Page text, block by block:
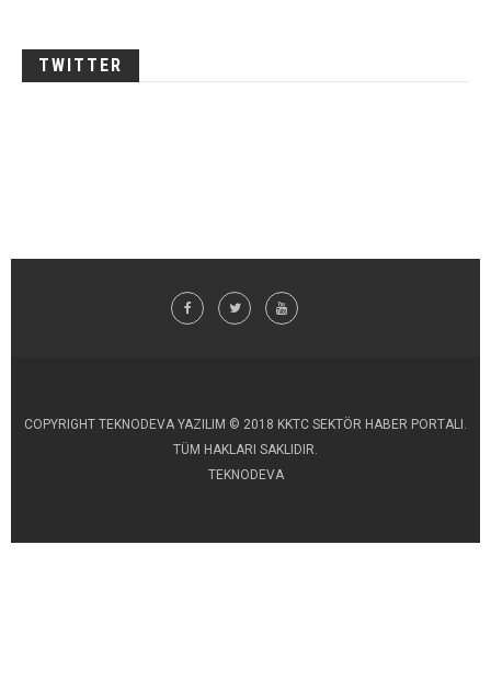
TWITTER
COPYRIGHT TEKNODEVA YAZILIM © 2018 KKTC SEKTÖR HABER PORTALI.
TÜM HAKLARI SAKLIDIR.
TEKNODEVA